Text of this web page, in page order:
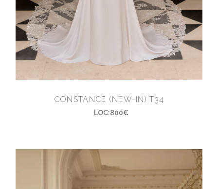
CONSTANCE (NEW-IN) T34
LOC:800€